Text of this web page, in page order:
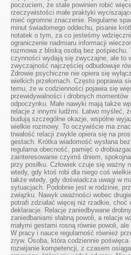
poczuciem, że stale powinien robić
rzeczywistości małe praktyki
mieć ogromne znaczenie. Regularne
minut świadomego oddechu, pisanie
notatek o tym, za co jesteśmy
ograniczenie nadmiaru informacji
rozmowa z bliską osobą bez pośpiechu.
czynności wydają się zwyczajne, ale to
zwyczajność najczęściej odbudowuje
Zdrowie psychiczne nie opiera się
wielkich przełomach. Często poprawia
temu, że w codzienności pojawia się
przewidywalności i drobnych momentów
odpoczynku. Małe nawyki mają także
relacje z innymi ludźmi. Łatwo myśleć,
budują szczególne okazje, wspólne
wielkie rozmowy. To oczywiście ma
trwałość relacji zwykle opiera się na
gestach. Krótka wiadomość wysłana
regularna obecność, pamięć o
zainteresowanie czyimś dniem,
przy posiłku. Człowiek czuje się ważny
wtedy, gdy ktoś robi dla niego coś
także wtedy, gdy doświadcza uwagi w
sytuacjach. Podobnie jest w rodzinie,
związku. Nawyk uważności wobec
potrafi zdziałać więcej niż rzadkie, choć
deklaracje. Relacje zaniedbywane
zaniedbaniami słabną powoli, a relacje
małymi gestami rosną równie powoli,
W pracy i nauce regularność również
zryw. Osoba, która codziennie poświęca
rozwijanie kompetencji, z czasem osiąga